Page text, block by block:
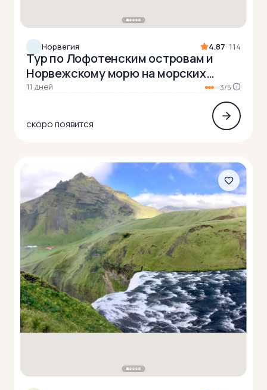
Норвегия 4.87· 114
Тур по Лофотенским островам и
Норвежскому морю на морских
каяках + треккинг в горы
11 дней 3/5
скоро появится